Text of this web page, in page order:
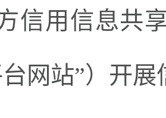
信用信息共
网站”）开